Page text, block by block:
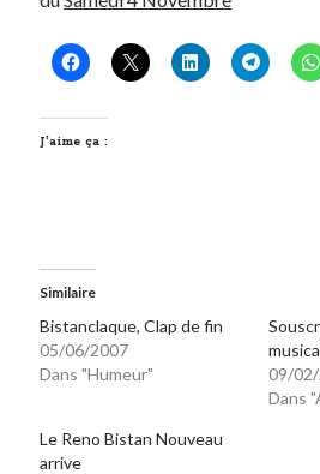
J’aime ça :
Similaire
Bistanclaque, Clap de fin
05/06/2007
Dans "Humeur"
09/
Dans
Le Reno Bistan Nouveau
arrive